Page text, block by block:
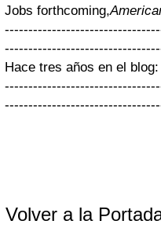
Jobs forthcoming,
Hace tres años en el blog:
Volver a la